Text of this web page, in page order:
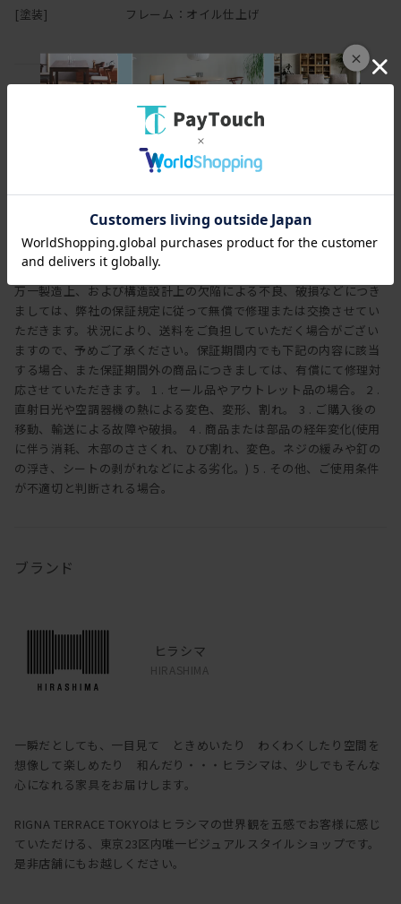
×
メージなどの予防になりますので
[塗装] フレーム：オイル仕上げ
ヒラシマでは家具を安心してご使用いただけますよう、工場出荷日
より3年間の製品保証を致します。また製品に付属する照明やコン
セントなどの電気用品に関しましては、1年間の保証を致します。
万一製造上、および構造設計上の欠陥による不良、破損などにつき
ましては、弊社の保証規定に従って無償で修理または交換させてい
ただきます。状況により、送料をご負担していただく場合がござい
ますので、予めご了承ください。保証期間内でも下記の内容に該当
する場合、また保証期間外の商品につきましては、有償にて修理対
応させていただきます。 1 . セール品やアウトレット品の場合。 2 .
直射日光や空調器機の熱による変色、変形、割れ。 3 . ご購入後の
移動、輸送による故障や破損。 4 . 商品または部品の経年変化(使用
に伴う消耗、木部のささくれ、ひび割れ、変色。ネジの緩みや釘の
の浮き、シートの剥がれなどによる劣化。) 5 . その他、ご使用条件
が不適切と判断される場合。
ブランド
ヒラシマ
HIRASHIMA
一瞬だとしても、一目見て ときめいたり わくわくしたり空間を
想像して楽しめたり 和んだり・・・ヒラシマは、少しでもそんな
心になれる家具をお届けします。
RIGNA TERRACE TOKYOはヒラシマの世界観を五感でお客様に感じ
ていただける、東京23区内唯一ビジュアルスタイルショップです。
是非店舗にもお越しください。